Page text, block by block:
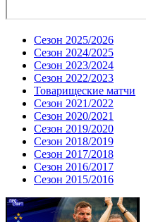
Сезон 2025/2026
Сезон 2024/2025
Сезон 2023/2024
Сезон 2022/2023
Товарищеские матчи
Сезон 2021/2022
Сезон 2020/2021
Сезон 2019/2020
Сезон 2018/2019
Сезон 2017/2018
Сезон 2016/2017
Сезон 2015/2016